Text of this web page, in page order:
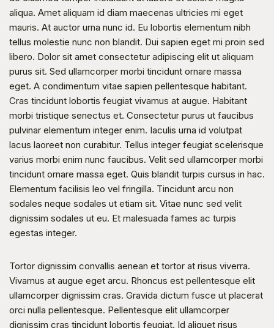
aliqua. Amet aliquam id diam maecenas ultricies mi eget
mauris. At auctor urna nunc id. Eu lobortis elementum nibh
tellus molestie nunc non blandit. Dui sapien eget mi proin sed
libero. Dolor sit amet consectetur adipiscing elit ut aliquam
purus sit. Sed ullamcorper morbi tincidunt ornare massa
eget. A condimentum vitae sapien pellentesque habitant.
Cras tincidunt lobortis feugiat vivamus at augue. Habitant
morbi tristique senectus et. Consectetur purus ut faucibus
pulvinar elementum integer enim. Iaculis urna id volutpat
lacus laoreet non curabitur. Tellus integer feugiat scelerisque
varius morbi enim nunc faucibus. Velit sed ullamcorper morbi
tincidunt ornare massa eget. Quis blandit turpis cursus in hac.
Elementum facilisis leo vel fringilla. Tincidunt arcu non
sodales neque sodales ut etiam sit. Vitae nunc sed velit
dignissim sodales ut eu. Et malesuada fames ac turpis
egestas integer.
Tortor dignissim convallis aenean et tortor at risus viverra.
Vivamus at augue eget arcu. Rhoncus est pellentesque elit
ullamcorper dignissim cras. Gravida dictum fusce ut placerat
orci nulla pellentesque. Pellentesque elit ullamcorper
dignissim cras tincidunt lobortis feugiat. Id aliquet risus